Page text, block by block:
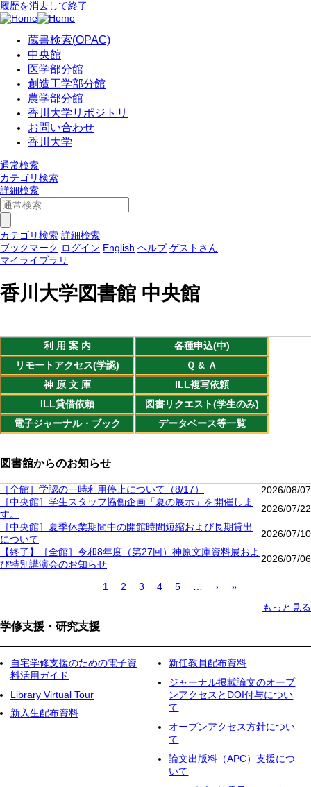
履歴を消去して終了
蔵書検索(OPAC)
中央館
医学部分館
創造工学部分館
農学部分館
香川大学リポジトリ
お問い合わせ
香川大学
通常検索
カテゴリ検索
詳細検索
カテゴリ検索 詳細検索
ブックマーク ログイン English ヘルプ ゲストさん
マイライブラリ
香川大学図書館 中央館
利 用 案 内
各種申込(中)
リモートアクセス(学認)
Ｑ & Ａ
神 原 文 庫
ILL複写依頼
ILL貸借依頼
図書リクエスト(学生のみ)
電子ジャーナル・ブック
データベース等一覧
図書館からのお知らせ
［全館］学認の一時利用停止について（8/17）
2026/08/07
［中央館］学生スタッフ協働企画「夏の展示」を開催しま
す。
2026/07/22
［中央館］夏季休業期間中の開館時間短縮および長期貸出
について
2026/07/10
【終了】［全館］令和8年度（第27回）神原文庫資料展およ
び特別講演会のお知らせ
2026/07/06
ジ
り
カ
ー
ジ
1 Page
2 Page
3 Page
4 Page
5
次
›
最
»
もっと見る
学修支援・研究支援
自宅学修支援のための電子資
料活用ガイド
Library Virtual Tour
新入生配布資料
新任教員配布資料
ジャーナル掲載論文のオープ
ンアクセスとDOI付与につい
て
オープンアクセス方針につい
て
論文出版料（APC）支援につ
いて